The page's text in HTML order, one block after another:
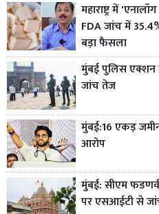
महाराष्ट्र में
FDA जांच में
बड़ा फैसला
मुंबई पुलिस एक्शन
जांच तेज
मुंबई:16 एकड़
आरोप
मुंबई: सीएम
पर एसआईटी से